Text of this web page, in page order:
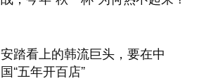
安踏看上的韩流巨头，要在中
国“五年开百店”